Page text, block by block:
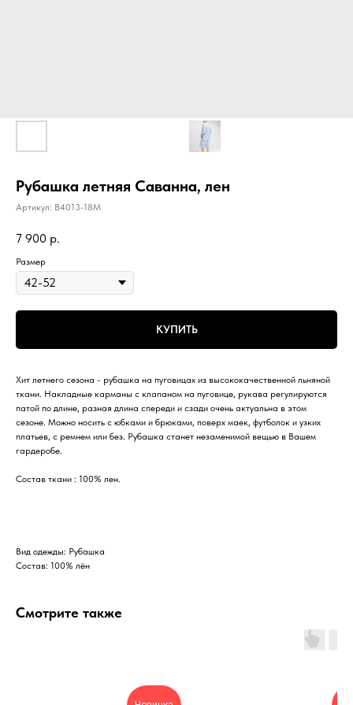
Рубашка летняя Саванна, лен
Артикул: B4013-18M
7 900 р.
Размер
КУПИТЬ
Хит летнего сезона - рубашка на пуговицах из высококачественной льняной
ткани. Накладные карманы с клапаном на пуговице, рукава регулируются
патой по длине, разная длина спереди и сзади очень актуальна в этом
сезоне. Можно носить с юбками и брюками, поверх маек, футболок и узких
платьев, с ремнем или без. Рубашка станет незаменимой вещью в Вашем
гардеробе.
Состав ткани : 100% лен.
Вид одежды: Рубашка
Состав: 100% лён
Смотрите также